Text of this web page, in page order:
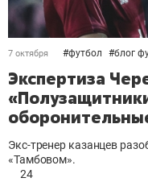
7 октября #футбол #блог
Экспертиза
Экс-тренер казанцев
«Тамбовом».
24